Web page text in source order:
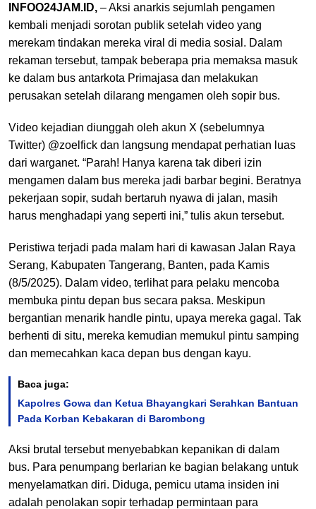
INFOO24JAM.ID,– Aksi anarkis sejumlah pengamen
kembali menjadi sorotan publik setelah video yang
merekam tindakan mereka viral di media sosial. Dalam
rekaman tersebut, tampak beberapa pria memaksa masuk
ke dalam bus antarkota Primajasa dan melakukan
perusakan setelah dilarang mengamen oleh sopir bus.
Video kejadian diunggah oleh akun X (sebelumnya
Twitter) @zoelfick dan langsung mendapat perhatian luas
dari warganet. “Parah! Hanya karena tak diberi izin
mengamen dalam bus mereka jadi barbar begini. Beratnya
pekerjaan sopir, sudah bertaruh nyawa di jalan, masih
harus menghadapi yang seperti ini,” tulis akun tersebut.
Peristiwa terjadi pada malam hari di kawasan Jalan Raya
Serang, Kabupaten Tangerang, Banten, pada Kamis
(8/5/2025). Dalam video, terlihat para pelaku mencoba
membuka pintu depan bus secara paksa. Meskipun
bergantian menarik handle pintu, upaya mereka gagal. Tak
berhenti di situ, mereka kemudian memukul pintu samping
dan memecahkan kaca depan bus dengan kayu.
Baca juga:
Kapolres Gowa dan Ketua Bhayangkari Serahkan Bantuan
Pada Korban Kebakaran di Barombong
Aksi brutal tersebut menyebabkan kepanikan di dalam
bus. Para penumpang berlarian ke bagian belakang untuk
menyelamatkan diri. Diduga, pemicu utama insiden ini
adalah penolakan sopir terhadap permintaan para